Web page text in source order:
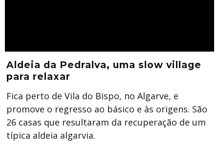
Aldeia da Pedralva, uma slow village
para relaxar
Fica perto de Vila do Bispo, no Algarve, e
promove o regresso ao básico e às origens. São
26 casas que resultaram da recuperação de um
típica aldeia algarvia.